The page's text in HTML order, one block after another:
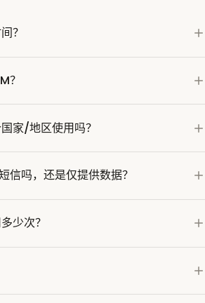
？
？
家/地区使用吗？
信吗，还是仅提供数据？
少次？